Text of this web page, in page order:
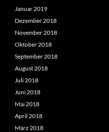
Januar 2019
Dezember 2018
November 2018
Oktober 2018
September 2018
August 2018
Juli 2018
Juni 2018
Mai 2018
April 2018
März 2018